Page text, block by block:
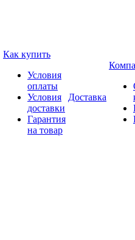
Как купить
Условия
оплаты
Условия
доставки
Гарантия
на товар
Доставка